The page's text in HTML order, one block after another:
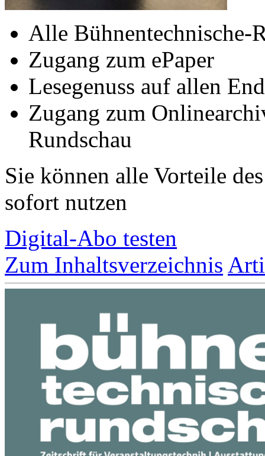
Alle Bühnentechnische-
Zugang zum ePaper
Lesegenuss auf allen
Zugang zum
Rundschau
Sie können alle Vorteile
sofort nutzen
Digital-Abo testen
Zum Inhaltsverzeichnis